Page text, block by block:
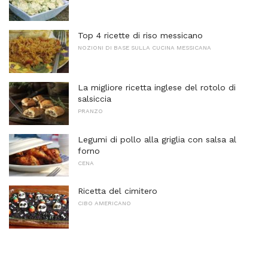
Top 4 ricette di riso messicano
NOZIONI DI BASE SULLA CUCINA MESSICANA
La migliore ricetta inglese del rotolo di
salsiccia
PRANZO
Legumi di pollo alla griglia con salsa al
forno
CENA
Ricetta del cimitero
CIBO AMERICANO